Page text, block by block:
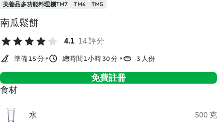
美善品多功能料理機TM7 TM6 TM5
南瓜鬆餅
4.1 14 評分
準備 15 分 總時間 1小時 30 分 3 人份
免費註冊
食材
水 500 克